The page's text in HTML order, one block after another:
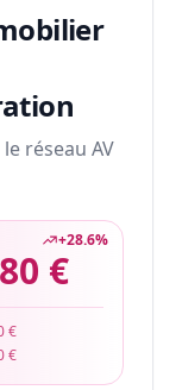
réseau AV
+28.6%
€
€
€